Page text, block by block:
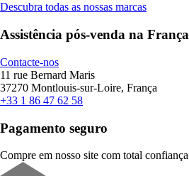
Descubra todas as nossas marcas
Assistência pós-venda na França
Contacte-nos
11 rue Bernard Maris
37270 Montlouis-sur-Loire, França
+33 1 86 47 62 58
Pagamento seguro
Compre em nosso site com total confiança